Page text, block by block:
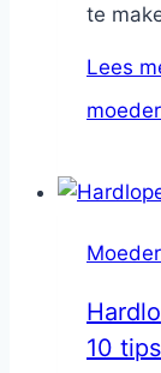
te
Lees
10